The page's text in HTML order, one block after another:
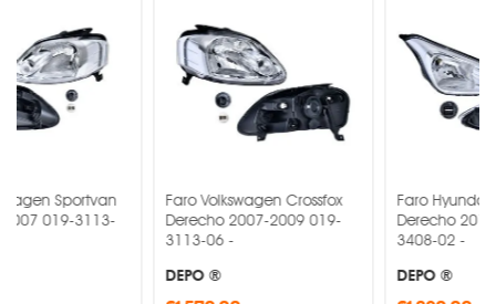
Faro Volkswagen Crossfox
Derecho 2007-2009 019-
Faro Hyundai Grand I10
Derecho 2015-2017 019-